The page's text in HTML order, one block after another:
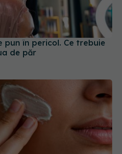
pun în pericol. Ce trebuie
de păr